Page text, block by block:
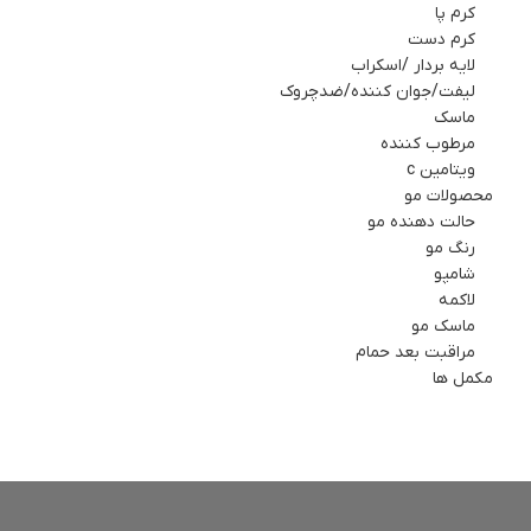
کرم پا
کرم دست
لایه بردار /اسکراب
لیفت/جوان کننده/ضدچروک
ماسك
مرطوب کننده
ویتامین c
محصولات مو
حالت دهنده مو
رنگ مو
شامپو
لاکمه
ماسک مو
مراقبت بعد حمام
مکمل ها